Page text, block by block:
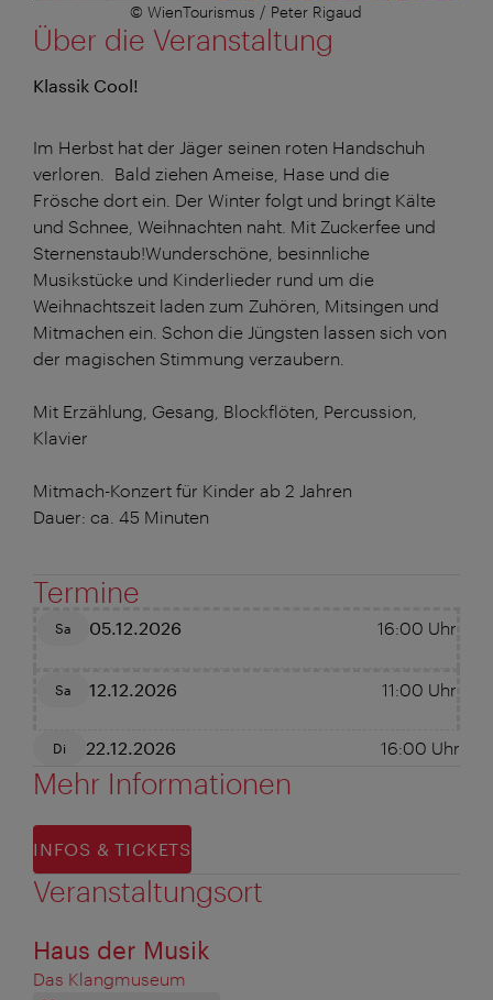
© WienTourismus / Peter Rigaud
Über die Veranstaltung
Klassik Cool!
Im Herbst hat der Jäger seinen roten Handschuh
verloren. Bald ziehen Ameise, Hase und die
Frösche dort ein. Der Winter folgt und bringt Kälte
und Schnee, Weihnachten naht. Mit Zuckerfee und
Sternenstaub!Wunderschöne, besinnliche
Musikstücke und Kinderlieder rund um die
Weihnachtszeit laden zum Zuhören, Mitsingen und
Mitmachen ein. Schon die Jüngsten lassen sich von
der magischen Stimmung verzaubern.
Mit Erzählung, Gesang, Blockflöten, Percussion,
Klavier
Mitmach-Konzert für Kinder ab 2 Jahren
Dauer: ca. 45 Minuten
Termine
Sa 05.12.2026 16:00 Uhr
Sa 12.12.2026 11:00 Uhr
Di 22.12.2026 16:00 Uhr
Mehr Informationen
INFOS & TICKETS
Veranstaltungsort
Haus der Musik
Das Klangmuseum